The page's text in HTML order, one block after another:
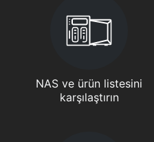
NAS ve ürün listesini
karşılaştırın